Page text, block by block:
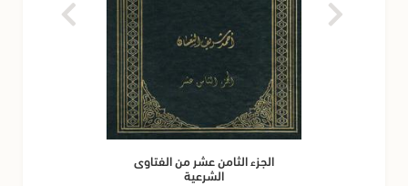
الجزء الثامن عشر من الفتاوى
الشرعية